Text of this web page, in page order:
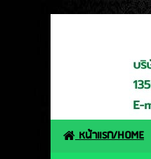
http://
หน้าแรก/HOME